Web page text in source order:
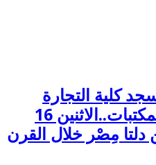
كلية التجارة
وترفع المصاحف من المكتبات..الاثنين 16
غرق 60% من دلتا مِصْر خلال القرن